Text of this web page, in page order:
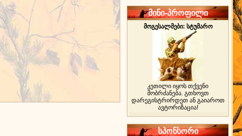
მინი-პროფილი
მოგესალმები: სტუმარო
კეთილი იყოს თქვენი
მობრძანება. გთხოვთ
დარეგისტრირდეთ ან გაიაროთ
ავტორიზაცია!
სპონსორი